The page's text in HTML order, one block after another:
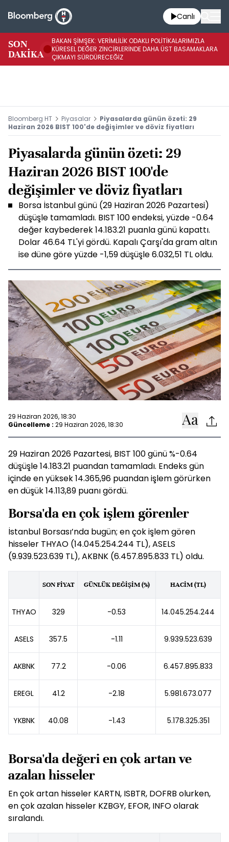
Canlı
SON
DAKİKA
BAKAN ŞİMŞEK: VERİMLİLİK ODAKLI POLİTİKALARIMIZLA
KÜRESEL DEĞER ZİNCİRLERİNDE DAHA ÜST BASAMAKLARA
ÇIKMAYI SÜRDÜRECEĞİZ
Bloomberg HT Piyasalar
Piyasalarda günün özeti: 29
Haziran 2026 BIST 100'de değişimler ve döviz fiyatları
Piyasalarda günün özeti: 29
Haziran 2026 BIST 100'de
değişimler ve döviz fiyatları
Borsa İstanbul günü (29 Haziran 2026 Pazartesi)
düşüşle tamamladı. BIST 100 endeksi, yüzde -0.64
değer kaybederek 14.183.21 puanla günü kapattı.
Dolar 46.64 TL'yi gördü. Kapalı Çarşı'da gram altın
ise düne göre yüzde -1,59 düşüşle 6.032,51 TL oldu.
29 Haziran 2026, 18:30
Güncelleme : 29 Haziran 2026, 18:30
29 Haziran 2026 Pazartesi, BIST 100 günü %-0.64
düşüşle 14.183.21 puandan tamamladı. Endeks gün
içinde en yüksek 14.365,96 puandan işlem görürken
en düşük 14.113,89 puanı gördü.
Borsa'da en çok işlem görenler
İstanbul Borsası’nda bugün; en çok işlem gören
hisseler THYAO (14.045.254.244 TL), ASELS
(9.939.523.639 TL), AKBNK (6.457.895.833 TL) oldu.
SON FİYAT GÜNLÜK DEĞİŞİM (%) HACİM (TL)
THYAO 329 -0.53 14.045.254.244
ASELS 357.5 -1.11 9.939.523.639
AKBNK 77.2 -0.06 6.457.895.833
EREGL 41.2 -2.18 5.981.673.077
YKBNK 40.08 -1.43 5.178.325.351
Borsa'da değeri en çok artan ve
azalan hisseler
En çok artan hisseler KARTN, ISBTR, DOFRB olurken,
en çok azalan hisseler KZBGY, EFOR, INFO olarak
sıralandı.